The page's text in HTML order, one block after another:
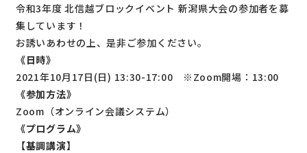
令和3年度 北信越ブロックイベント 新潟県大会の参加者を募
集しています！
お誘いあわせの上、是非ご参加ください。
《日時》
2021年10月17日(日) 13:30-17:00 ※Zoom開場：13:00
《参加方法》
Zoom（オンライン会議システム）
《プログラム》
【基調講演】